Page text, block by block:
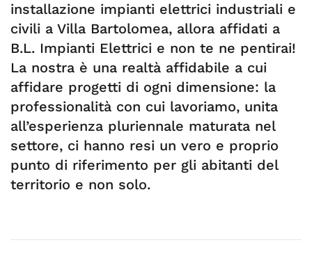
installazione impianti elettrici industriali e
civili a Villa Bartolomea, allora affidati a
B.L. Impianti Elettrici e non te ne pentirai!
La nostra è una realtà affidabile a cui
affidare progetti di ogni dimensione: la
professionalità con cui lavoriamo, unita
all’esperienza pluriennale maturata nel
settore, ci hanno resi un vero e proprio
punto di riferimento per gli abitanti del
territorio e non solo.